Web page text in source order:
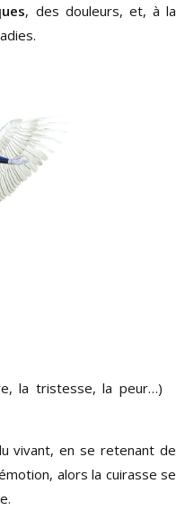
, des douleurs, et, à la
la tristesse, la peur…)
vivant, en se retenant de
alors la cuirasse se